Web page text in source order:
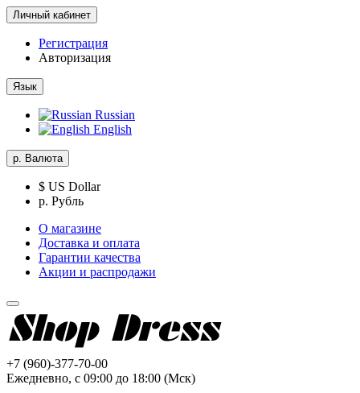
Личный кабинет
Регистрация
Авторизация
Язык
Russian
English
р. Валюта
$ US Dollar
р. Рубль
О магазине
Доставка и оплата
Гарантии качества
Акции и распродажи
+7 (960)-377-70-00
Ежедневно, с 09:00 до 18:00 (Мск)